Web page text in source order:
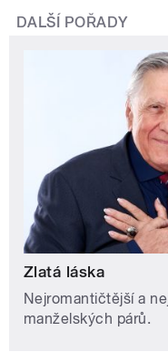
DALŠÍ POŘADY
Zlatá láska
Nejromantičtější a
manželských párů.